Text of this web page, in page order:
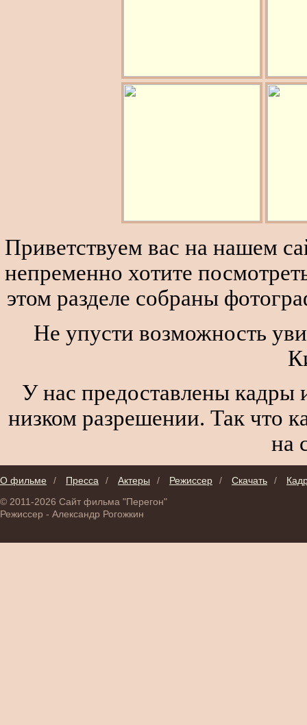
Приветствуем вас на нашем
непременно хотите
этом разделе собраны
Не упусти возможность
У нас предоставлены кадры
низком разрешении. Так что
на
О фильме / Пресса / Актеры / Режиссер / Скачать /
© 2011-2026 Сайт фильма "Перегон"
Режиссер - Александр Рогожкин